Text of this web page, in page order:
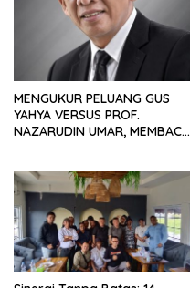
MENGUKUR PELUANG GUS
YAHYA VERSUS PROF.
NAZARUDIN UMAR, MEMBACA